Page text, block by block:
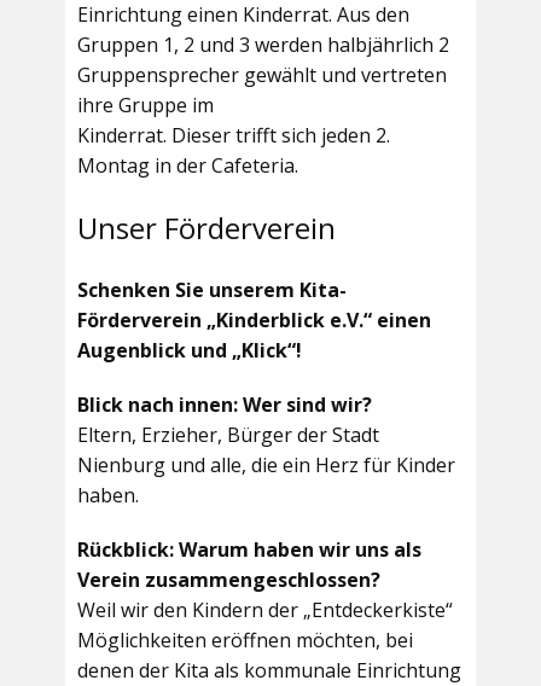
Einrichtung einen Kinderrat. Aus den
Gruppen 1, 2 und 3 werden halbjährlich 2
Gruppensprecher gewählt und vertreten
ihre Gruppe im
Kinderrat. Dieser trifft sich jeden 2.
Montag in der Cafeteria.
Unser Förderverein
Schenken Sie unserem Kita-
Förderverein „Kinderblick e.V.“ einen
Augenblick und „Klick“!
Blick nach innen: Wer sind wir?
Eltern, Erzieher, Bürger der Stadt
Nienburg und alle, die ein Herz für Kinder
haben.
Rückblick: Warum haben wir uns als
Verein zusammengeschlossen?
Weil wir den Kindern der „Entdeckerkiste“
Möglichkeiten eröffnen möchten, bei
denen der Kita als kommunale Einrichtung